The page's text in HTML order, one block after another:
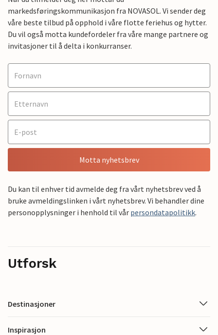
markedsføringskommunikasjon fra NOVASOL. Vi sender deg
våre beste tilbud på opphold i våre flotte feriehus og hytter.
Du vil også motta kundefordeler fra våre mange partnere og
invitasjoner til å delta i konkurranser.
Motta nyhetsbrev
Du kan til enhver tid avmelde deg fra vårt nyhetsbrev ved å
bruke avmeldingslinken i vårt nyhetsbrev. Vi behandler dine
personopplysninger i henhold til vår persondatapolitikk.
Utforsk
Destinasjoner
Inspirasjon